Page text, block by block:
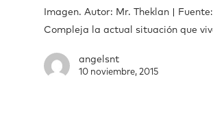
Imagen. Autor: Mr. Theklan |
Compleja la actual situación que
angelsnt
10 noviembre, 2015